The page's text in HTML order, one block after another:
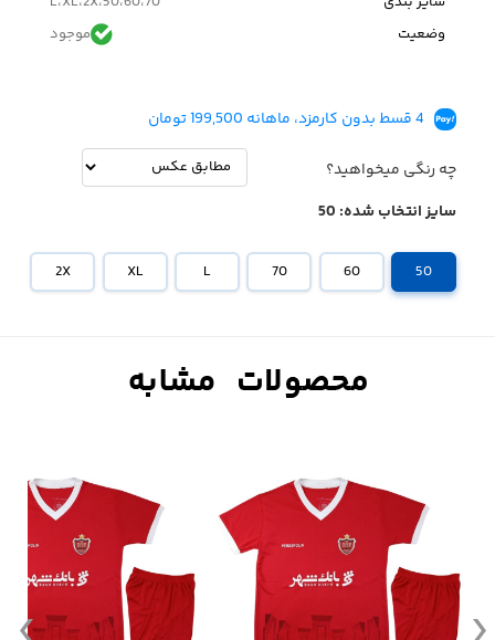
وضعیت
موجود
4 قسط بدون کارمزد، ماهانه 199,500 تومان
چه رنگی میخواهید؟
سایز انتخاب شده: 50
50
60
70
L
XL
2X